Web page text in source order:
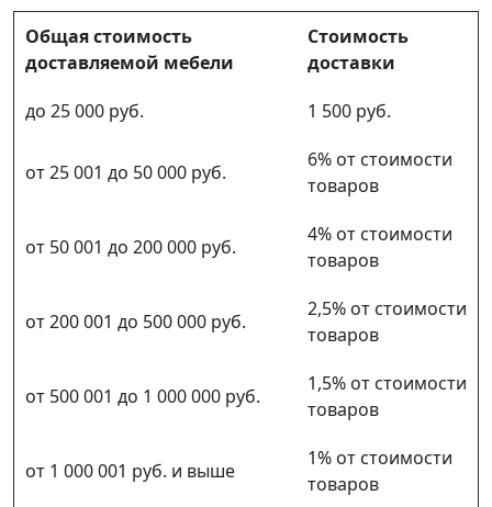
Общая стоимость
доставляемой мебели
Стоимость
доставки
до 25 000 руб.
1 500 руб.
от 25 001 до 50 000 руб.
6% от стоимости
товаров
от 50 001 до 200 000 руб.
4% от стоимости
товаров
от 200 001 до 500 000 руб.
2,5% от стоимости
товаров
от 500 001 до 1 000 000 руб.
1,5% от стоимости
товаров
от 1 000 001 руб. и выше
1% от стоимости
товаров